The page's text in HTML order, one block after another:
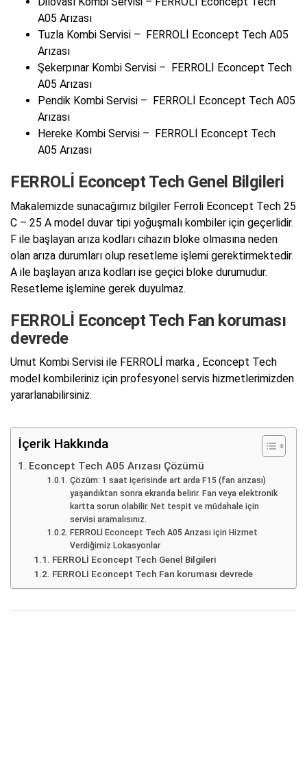
A05 Arızası
Tuzla Kombi Servisi – FERROLİ Econcept Tech A05
Arızası
Şekerpınar Kombi Servisi – FERROLİ Econcept Tech
A05 Arızası
Pendik Kombi Servisi – FERROLİ Econcept Tech A05
Arızası
Hereke Kombi Servisi – FERROLİ Econcept Tech
A05 Arızası
FERROLİ Econcept Tech Genel Bilgileri
Makalemizde sunacağımız bilgiler Ferroli Econcept Tech 25
C – 25 A model duvar tipi yoğuşmalı kombiler için geçerlidir.
F ile başlayan arıza kodları cihazın bloke olmasına neden
olan arıza durumları olup resetleme işlemi gerektirmektedir.
A ile başlayan arıza kodları ise geçici bloke durumudur.
Resetleme işlemine gerek duyulmaz.
FERROLİ Econcept Tech Fan koruması
devrede
Umut Kombi Servisi ile FERROLİ marka , Econcept Tech
model kombileriniz için profesyonel servis hizmetlerimizden
yararlanabilirsiniz.
İçerik Hakkında
Econcept Tech A05 Arızası Çözümü
Çözüm: 1 saat içerisinde art arda F15 (fan arızası)
yaşandıktan sonra ekranda belirir. Fan veya elektronik
kartta sorun olabilir. Net tespit ve müdahale için
servisi aramalısınız.
FERROLİ Econcept Tech A05 Arızası için Hizmet
Verdiğimiz Lokasyonlar
FERROLİ Econcept Tech Genel Bilgileri
FERROLİ Econcept Tech Fan koruması devrede